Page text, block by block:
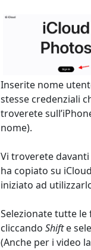
Inserite nome
stesse credenziali
troverete
nome).
Vi troverete
ha copiato su
iniziato ad
Selezionate tutte le
cliccando Shifte
(Anche per i video